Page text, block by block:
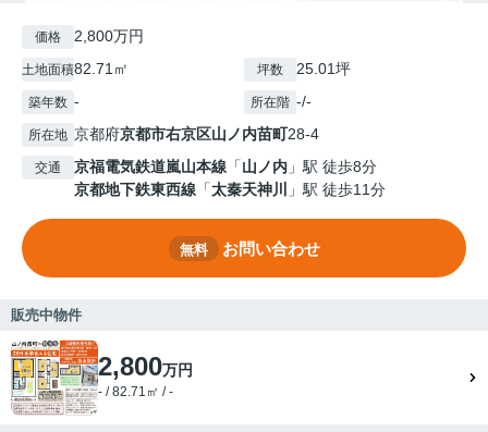
価格 2,800万円
土地面積82.71㎡ 坪数 25.01坪
築年数 - 所在階 -/-
所在地 京都府京都市右京区山ノ内苗町28-4
交通 京福電気鉄道嵐山本線 「山ノ内 」駅 徒歩8分
京都地下鉄東西線 「太秦天神川 」駅 徒歩11分
無料 お問い合わせ
販売中物件
2,800万円
- / 82.71㎡ / -